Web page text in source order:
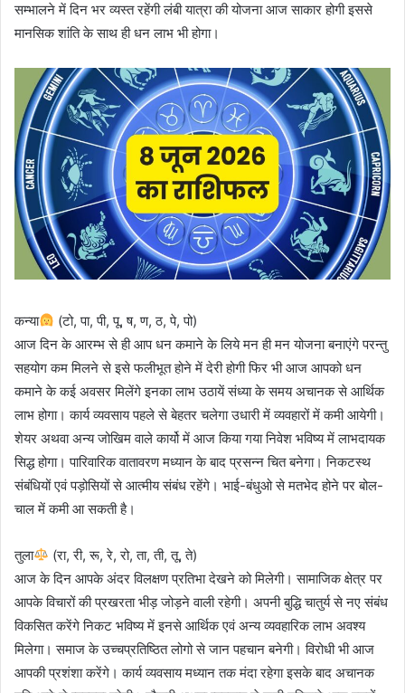
सम्भालने में दिन भर व्यस्त रहेंगी लंबी यात्रा की योजना आज साकार होगी इससे
मानसिक शांति के साथ ही धन लाभ भी होगा।
कन्या
(टो, पा, पी, पू, ष, ण, ठ, पे, पो)
आज दिन के आरम्भ से ही आप धन कमाने के लिये मन ही मन योजना बनाएंगे परन्तु
सहयोग कम मिलने से इसे फलीभूत होने में देरी होगी फिर भी आज आपको धन
कमाने के कई अवसर मिलेंगे इनका लाभ उठायें संध्या के समय अचानक से आर्थिक
लाभ होगा। कार्य व्यवसाय पहले से बेहतर चलेगा उधारी में व्यवहारों में कमी आयेगी।
शेयर अथवा अन्य जोखिम वाले कार्यो में आज किया गया निवेश भविष्य में लाभदायक
सिद्ध होगा। पारिवारिक वातावरण मध्यान के बाद प्रसन्न चित बनेगा। निकटस्थ
संबंधियों एवं पड़ोसियों से आत्मीय संबंध रहेंगे। भाई-बंधुओ से मतभेद होने पर बोल-
चाल में कमी आ सकती है।
तुला
(रा, री, रू, रे, रो, ता, ती, तू, ते)
आज के दिन आपके अंदर विलक्षण प्रतिभा देखने को मिलेगी। सामाजिक क्षेत्र पर
आपके विचारों की प्रखरता भीड़ जोड़ने वाली रहेगी। अपनी बुद्धि चातुर्य से नए संबंध
विकसित करेंगे निकट भविष्य में इनसे आर्थिक एवं अन्य व्यवहारिक लाभ अवश्य
मिलेगा। समाज के उच्चप्रतिष्ठित लोगो से जान पहचान बनेगी। विरोधी भी आज
आपकी प्रशंशा करेंगे। कार्य व्यवसाय मध्यान तक मंदा रहेगा इसके बाद अचानक